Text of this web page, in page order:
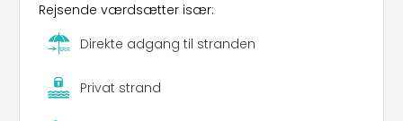
Rejsende værdsætter især:
Direkte adgang til stranden
Privat strand